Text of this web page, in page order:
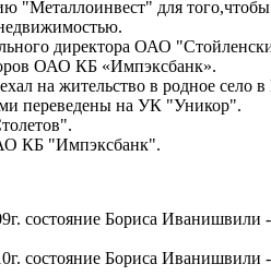
"Металлоинвест" для того,чтобы
директора ОАО
ОАО КБ «Импэксбанк».
на жительство в родное село в
переведены на УК "Уникор".
КБ "Импэксбанк".
состояние Бориса Иванишвили
состояние Бориса Иванишвили